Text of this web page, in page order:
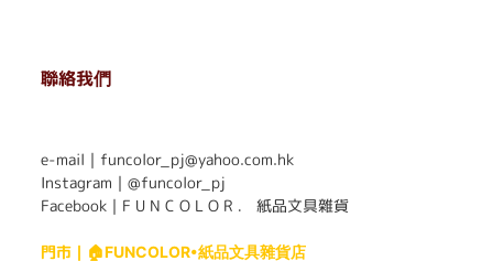
聯絡我們
e-mail｜funcolor_pj@yahoo.com.hk
Instagram｜ @funcolor_pj
Facebook｜ F U N C O L O R ． 紙品文具雜貨
門市｜ 🏠FUNCOLOR•紙品文具雜貨店